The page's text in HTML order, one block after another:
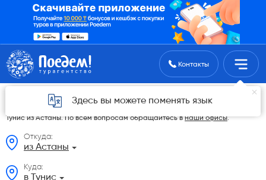
Поиск туровКонтакты
Здесь вы можете поменять язык
Горящие туры в Тунис из Астаны в 2026 году
На данной странице мы разместили самые выгодные Горящие туры в
Тунис из Астаны. По всем вопросам обращайтесь внаши офисы.
Откуда:
из Астаны
Куда:
в Тунис